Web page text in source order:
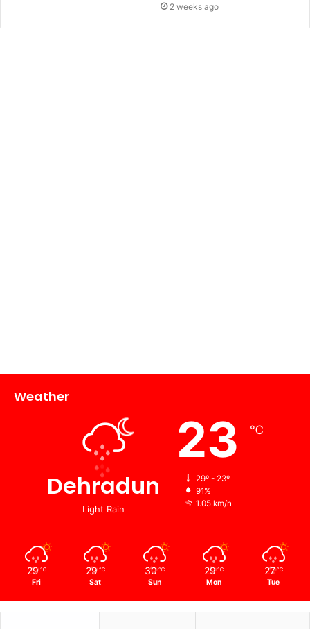
2 weeks ago
Weather
Dehradun
Light Rain
23 ℃
29º - 23º
91%
1.05 km/h
29 ℃
Fri
29 ℃
Sat
30 ℃
Sun
29 ℃
Mon
27 ℃
Tue